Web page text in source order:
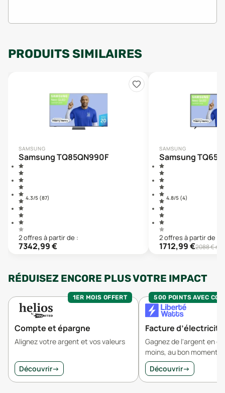
PRODUITS SIMILAIRES
SAMSUNG
Samsung TQ85QN990F
4.3/5 (87)
2offresà partir de :
7342,99€
SAMSUNG
Samsung
4.8/5 (4)
2offresà partir de :
1712,99€2088€
RÉDUISEZ ENCORE PLUS VOTRE IMPACT
1ER MOIS OFFERT
Compte et épargne
Alignez votre argent et vos valeurs
Découvrir→
500 POINTS AVEC
Facture d’électricité
Gagnez de l'argent en
moins, au bon moment.
Découvrir→